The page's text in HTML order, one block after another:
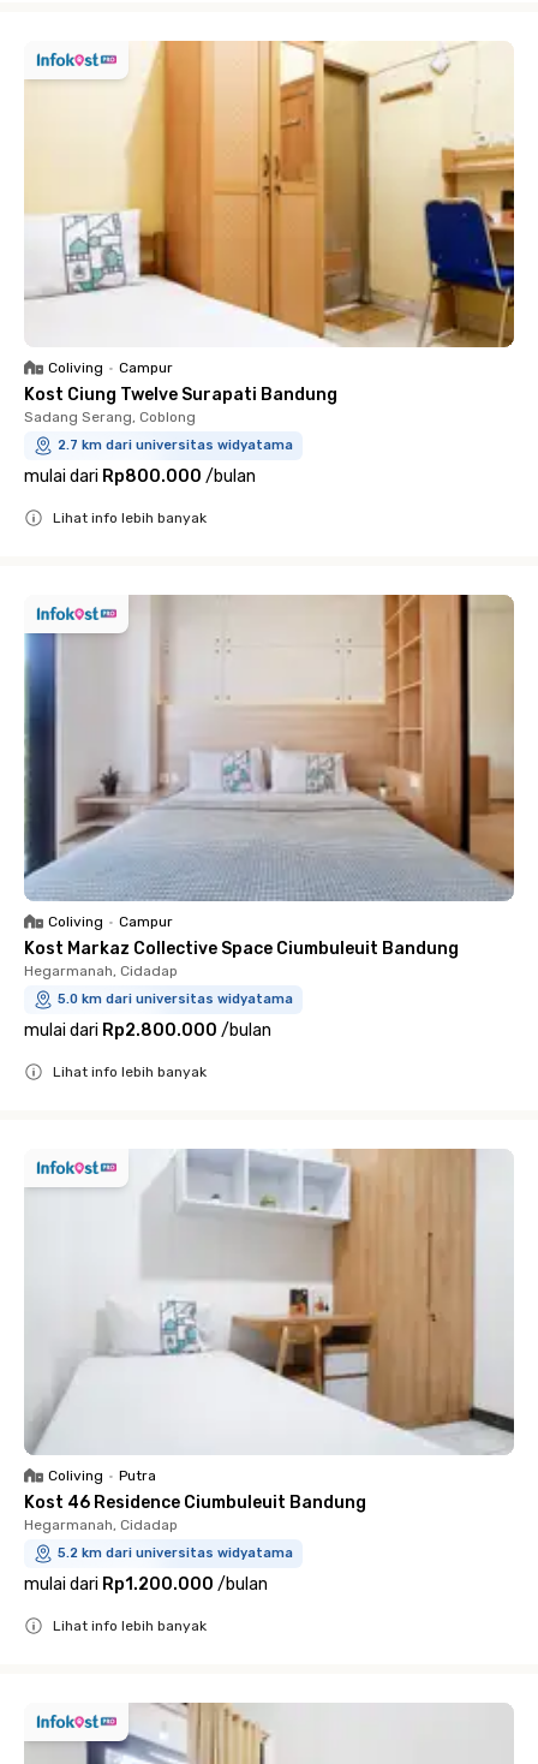
Coliving • Campur
Kost Ciung Twelve Surapati Bandung
Sadang Serang, Coblong
2.7 km dari universitas widyatama
mulai dari Rp800.000 /bulan
Lihat info lebih banyak
Coliving • Campur
Kost Markaz Collective Space Ciumbuleuit Bandung
Hegarmanah, Cidadap
5.0 km dari universitas widyatama
mulai dari Rp2.800.000 /bulan
Lihat info lebih banyak
Coliving • Putra
Kost 46 Residence Ciumbuleuit Bandung
Hegarmanah, Cidadap
5.2 km dari universitas widyatama
mulai dari Rp1.200.000 /bulan
Lihat info lebih banyak